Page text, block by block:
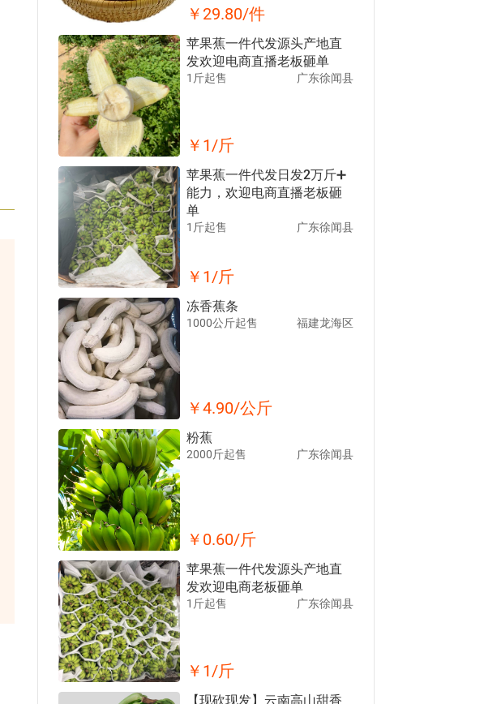
￥ 29.80/件
苹果蕉一件代发源头产地直
发欢迎电商直播老板砸单
1斤起售 广东徐闻县
￥ 1/斤
苹果蕉一件代发日发2万斤➕
能力，欢迎电商直播老板砸
单
1斤起售 广东徐闻县
￥ 1/斤
冻香蕉条
1000公斤起售 福建龙海区
￥4.90/公斤
粉蕉
2000斤起售 广东徐闻县
￥ 0.60/斤
苹果蕉一件代发源头产地直
发欢迎电商老板砸单
1斤起售 广东徐闻县
￥ 1/斤
【现砍现发】云南高山甜香